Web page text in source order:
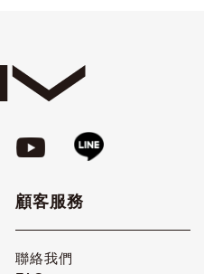
顧客服務
聯絡我們